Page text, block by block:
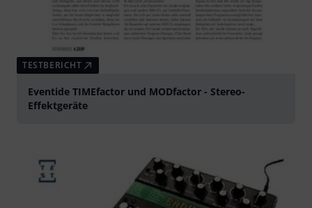
TESTBERICHT
Eventide TIMEfactor und MODfactor - Stereo-
Effektgeräte